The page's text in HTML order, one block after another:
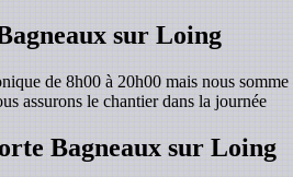
sur Loing
de 8h00 à 20h00 mais nous
assurons le chantier dans la journée
Bagneaux sur Loing